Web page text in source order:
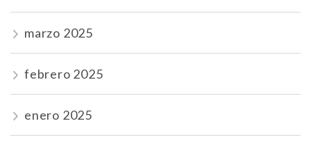
marzo 2025
febrero 2025
enero 2025